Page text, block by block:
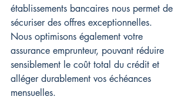
établissements bancaires nous permet de
sécuriser des offres exceptionnelles.
Nous optimisons également votre
assurance emprunteur, pouvant réduire
sensiblement le coût total du crédit et
alléger durablement vos échéances
mensuelles.